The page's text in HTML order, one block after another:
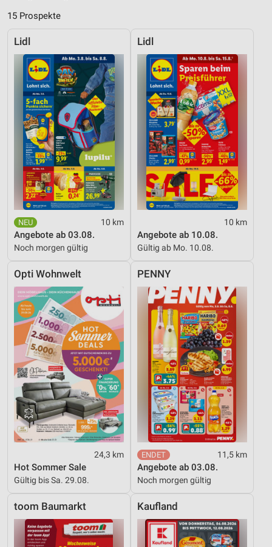
15 Prospekte
Lidl
10 km
Angebote ab 03.08.
Noch morgen gültig
Lidl
10 km
Angebote ab 10.08.
Gültig ab Mo. 10.08.
Opti Wohnwelt
24,3 km
Hot Sommer Sale
Gültig bis Sa. 29.08.
PENNY
11,5 km
Angebote ab 03.08.
Noch morgen gültig
toom Baumarkt Kaufland